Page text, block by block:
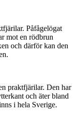
Påfågelögat
mot en rödbrun
och därför kan den
praktfjärilar. Den har
och äter bland
i hela Sverige.